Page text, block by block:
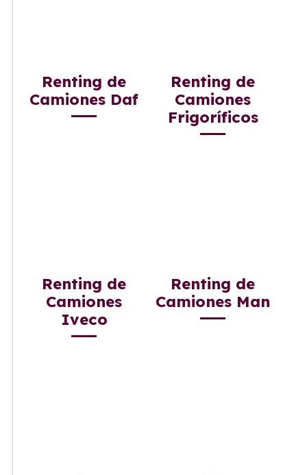
Renting de
Camiones Daf
Renting de
Camiones
Frigoríficos
Renting de
Camiones
Iveco
Renting de
Camiones Man